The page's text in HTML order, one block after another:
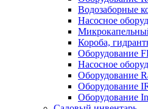
Водозаборные
Насосное
Короба,
Оборудование
Насосное
Оборудование
Оборудование
Оборудование